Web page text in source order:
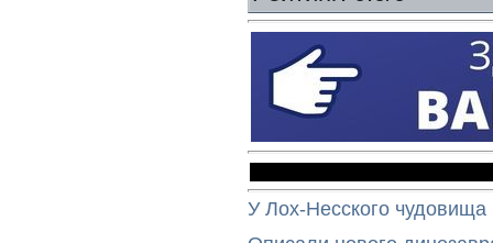
У Лох-Несского